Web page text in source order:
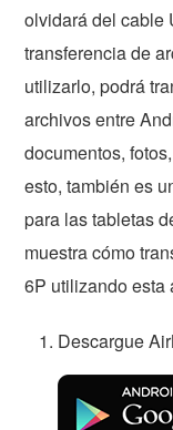
olvidará del cable
transferencia de
utilizarlo, podrá
archivos entre
documentos,
esto, también es
para las tabletas
muestra cómo
6P utilizando esta
Descargue